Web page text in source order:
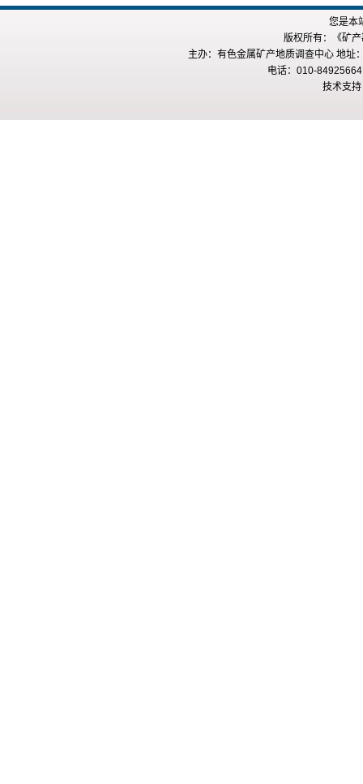
您是
版权所有：《矿
主办：有色金属矿产地质调查中心 地址
电话：010-
技术支